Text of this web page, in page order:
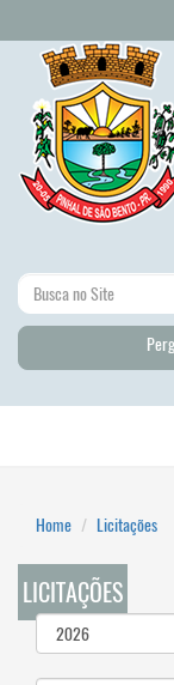
Home Licitações
LICITAÇÕES